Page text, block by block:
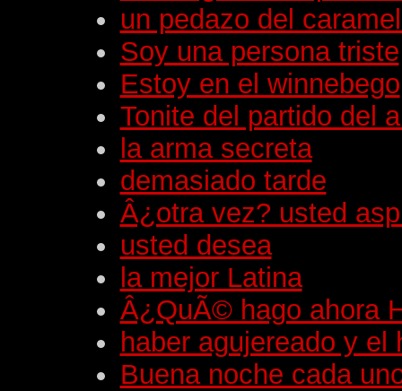
un pedazo del
Soy una persona triste
Estoy en el winnebego
Tonite del partido del
la arma secreta
demasiado tarde
Â¿otra vez? usted
usted desea
la mejor Latina
Â¿QuÃ© hago ahora
haber agujereado y el
Buena noche cada